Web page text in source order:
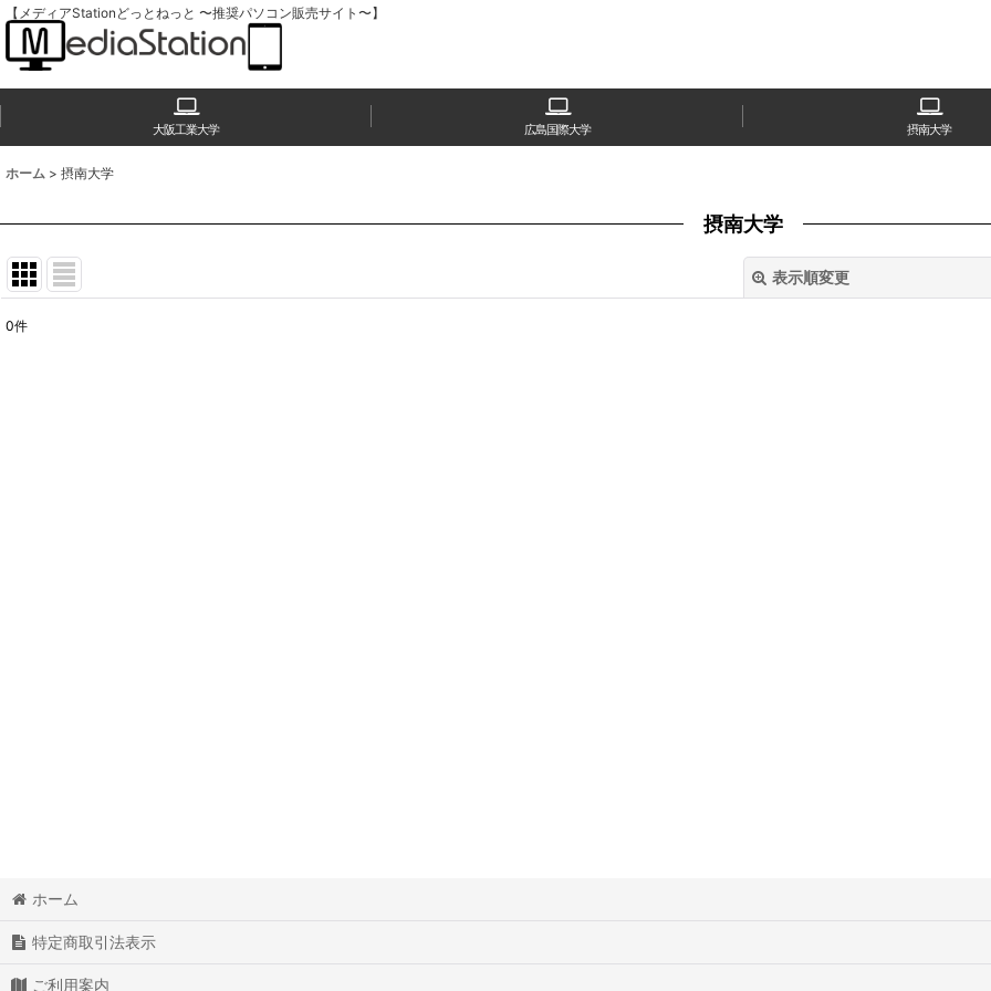
【メディアStationどっとねっと 〜推奨パソコン販売サイト〜】
大阪工業大学 広島国際大学 摂南大学
ホーム > 摂南大学
摂南大学
表示順変更
0件
ホーム
特定商取引法表示
ご利用案内